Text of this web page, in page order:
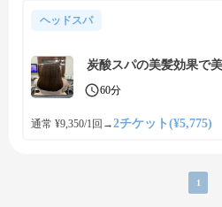
ヘッドスパ
炭酸スパの美髪効果で
60分
通常 ¥9,350/1回 →2チケット(¥5,775)
1